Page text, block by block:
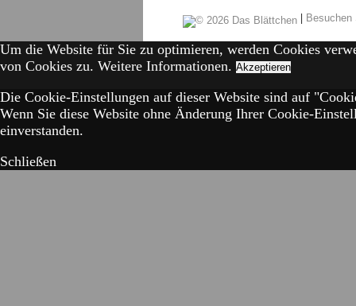
|
Um die Website für Sie zu optimieren, werden Cookies
von Cookies zu. Weitere Informationen. Akzeptieren
Die Cookie-Einstellungen auf dieser Website sind auf
Wenn Sie diese Website ohne Änderung Ihrer Cookie-
einverstanden.
Schließen